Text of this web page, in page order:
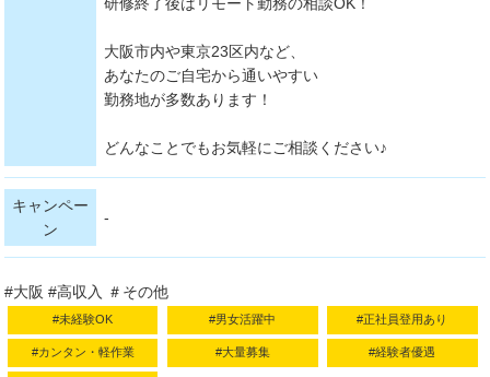
大阪市内や東京23区内など、
あなたのご自宅から通いやすい
勤務地が多数あります！
どんなことでもお気軽にご相談ください♪
キャンペー
ン
-
#大阪 #高収入 ＃その他
#未経験OK #男女活躍中 #正社員登用あり
#カンタン・軽作業 #大量募集 #経験者優遇